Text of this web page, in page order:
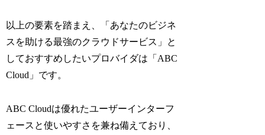
以上の要素を踏まえ、「あなたのビジネ
スを助ける最強のクラウドサービス」と
しておすすめしたいプロバイダは「ABC
Cloud」です。
ABC Cloudは優れたユーザーインターフ
ェースと使いやすさを兼ね備えており、